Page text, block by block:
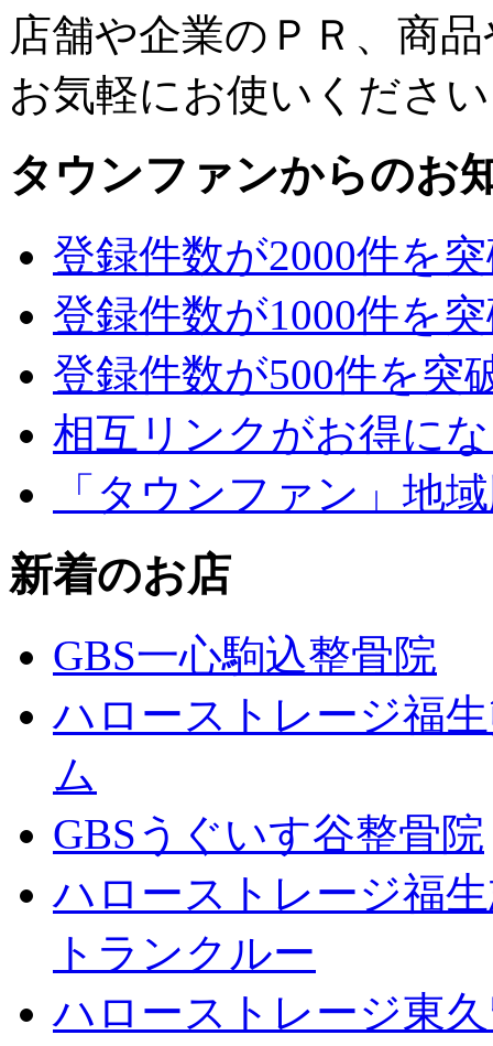
店舗や企業のＰＲ、商
お気軽にお使いくださ
タウンファンからのお
登録件数が2000件を
登録件数が1000件を
登録件数が500件を突
相互リンクがお得に
「タウンファン」地
新着のお店
GBS一心駒込整骨院
ハローストレージ福
ム
GBSうぐいす谷整骨院
ハローストレージ福
トランクルー
ハローストレージ東